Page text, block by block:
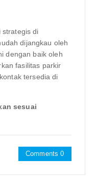
strategis di
dijangkau oleh
dengan baik oleh
fasilitas parkir
tersedia di
sesuai
Comments 0